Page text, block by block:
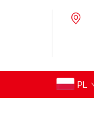
PL